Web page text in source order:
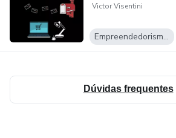
Victor Visentini
Empreendedorismo Digital
Dúvidas frequentes